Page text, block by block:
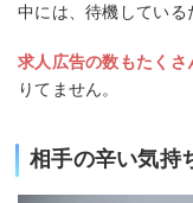
中には、待機している
求人広告の数もたくさ
りてません。
相手の辛い気持